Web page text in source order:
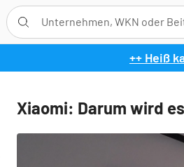
++ Heiß
Xiaomi: Darum wird